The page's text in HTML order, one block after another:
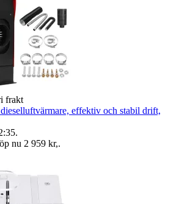
frakt
effektiv och stabil drift,
.
nu 2 959 kr,.